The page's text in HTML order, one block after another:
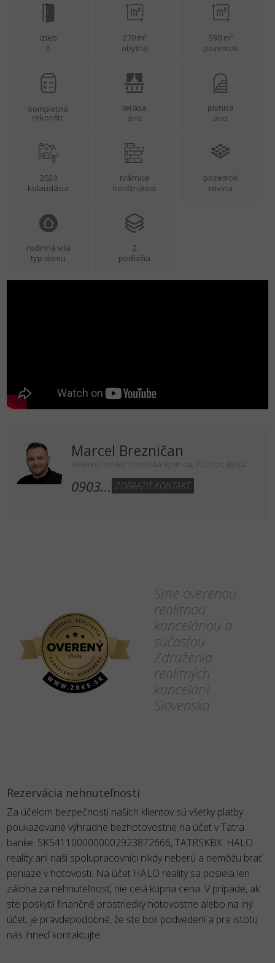
izieb
6
270 m²
obytná
590 m²
pozemok
kompletná
rekonštr.
terasa
áno
pivnica
áno
2024
kolaudácia
tvárnice
konštrukcia
pozemok
rovina
rodinná vila
typ domu
2
podlažia
Marcel Brezničan
Realitný maklér Považská Bystrica, Púchov, Bytča
0903... ZOBRAZIŤ KONTAKT
Sme overenou
realitnou
kanceláriou a
súčasťou
Združenia
realitných
kancelárii
Slovenska
Rezervácia nehnuteľnosti
Za účelom bezpečnosti našich klientov sú všetky platby
poukazované výhradne bezhotovostne na účet v Tatra
banke: SK5411000000002923872666, TATRSKBX. HALO
reality ani naši spolupracovníci nikdy neberú a nemôžu brať
peniaze v hotovosti. Na účet HALO reality sa posiela len
záloha za nehnuteľnosť, nie celá kúpna cena. V prípade, ak
ste poskytli finančné prostriedky hotovostne alebo na iný
účet, je pravdepodobné, že ste boli podvedení a pre istotu
nás ihneď kontaktujte.